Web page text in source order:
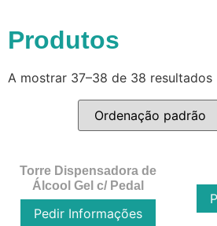
Produtos
A mostrar 37–38 de 38 resultados
Torre Dispensadora de
Álcool Gel c/ Pedal
Pedir Informações